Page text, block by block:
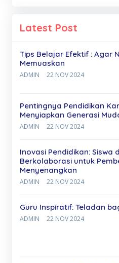
Latest Post
Tips Belajar Efektif : Agar
Memuaskan
ADMIN 22 NOV 2024
Pentingnya Pendidikan
Menyiapkan Generasi
ADMIN 22 NOV 2024
Inovasi Pendidikan: Siswa
Berkolaborasi untuk
Menyenangkan
ADMIN 22 NOV 2024
Guru Inspiratif: Teladan
ADMIN 22 NOV 2024